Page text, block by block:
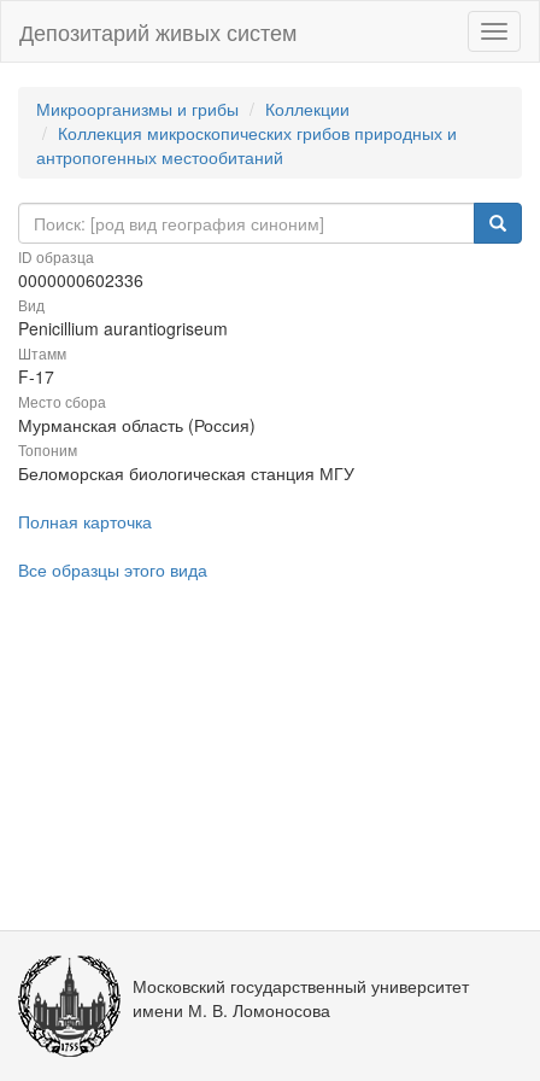
Депозитарий живых систем
Микроорганизмы и грибы
Коллекции
Коллекция микроскопических грибов природных и
антропогенных местообитаний
ID образца
0000000602336
Вид
Penicillium aurantiogriseum
Штамм
F-17
Место сбора
Мурманская область (Россия)
Топоним
Беломорская биологическая станция МГУ
Полная карточка
Все образцы этого вида
Московский государственный университет
имени М. В. Ломоносова